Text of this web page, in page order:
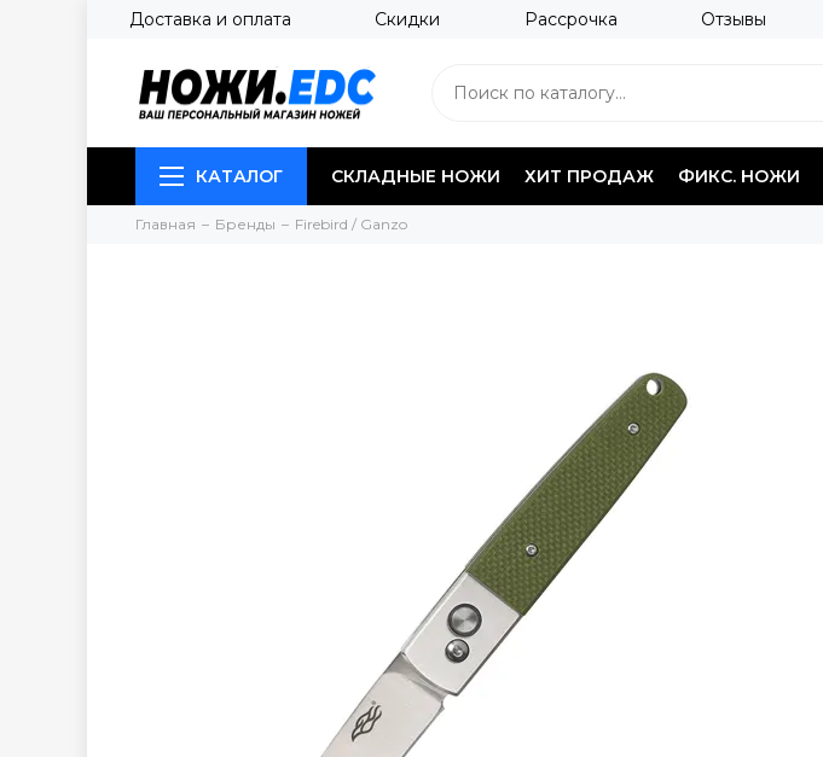
Доставка и оплата Скидки Рассрочка Отзывы
КАТАЛОГ СКЛАДНЫЕ НОЖИ ХИТ ПРОДАЖ ФИКС. НОЖИ
Главная Бренды Firebird / Ganzo